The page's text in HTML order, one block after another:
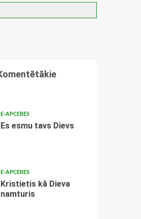
E-APCERES
Es esmu tavs Dievs
E-APCERES
Kristietis kā Dieva
namturis